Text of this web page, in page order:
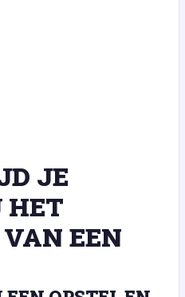
JE
HET
EEN